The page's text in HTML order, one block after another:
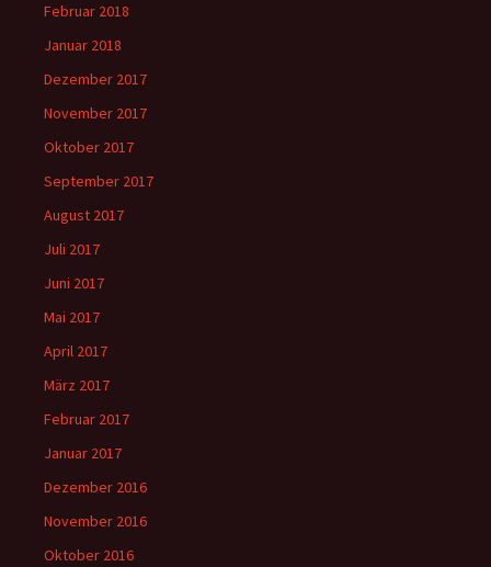
Februar 2018
Januar 2018
Dezember 2017
November 2017
Oktober 2017
September 2017
August 2017
Juli 2017
Juni 2017
Mai 2017
April 2017
März 2017
Februar 2017
Januar 2017
Dezember 2016
November 2016
Oktober 2016